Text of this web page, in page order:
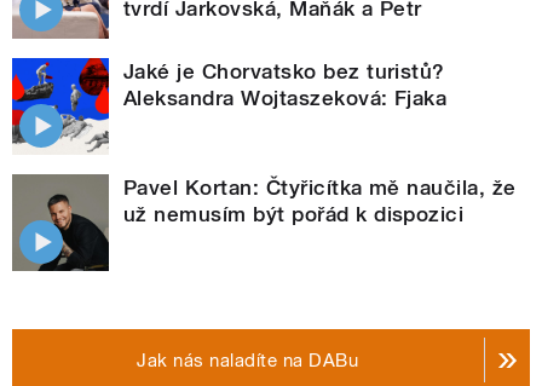
tvrdí Jarkovská, Maňák a Petr
Jaké je Chorvatsko bez turistů?
Aleksandra Wojtaszeková: Fjaka
Pavel Kortan: Čtyřicítka mě naučila, že
už nemusím být pořád k dispozici
Jak nás naladíte na DABu